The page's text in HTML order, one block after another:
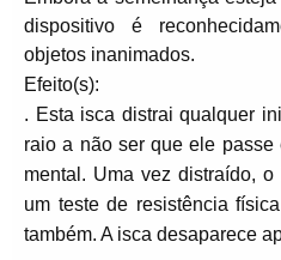
dispositivo é
objetos inanimados.
Efeito(s):
. Esta isca distrai qualquer
raio a não ser que ele passe
mental. Uma vez distraído,
um teste de resistência
também. A isca desaparece